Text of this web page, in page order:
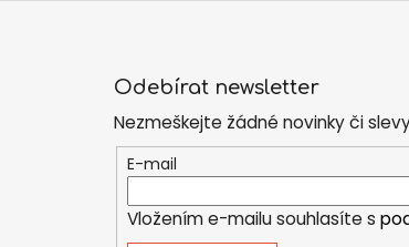
Odebírat newsletter
Nezmeškejte žádné novinky či
E-mail
Vložením e-mailu souhlasíte s